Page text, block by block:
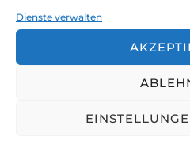
Dienste verwalten
Englischsprachigen, der
Kennenlernen von